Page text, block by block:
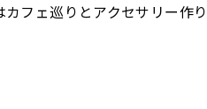
カフェ巡りとアクセサリー作り